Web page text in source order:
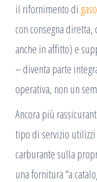
il rifornimento di
con consegna
anche in affitto) e
– diventa parte
operativa, non un
Ancora più
tipo di servizio
carburante sulla
una fornitura “a